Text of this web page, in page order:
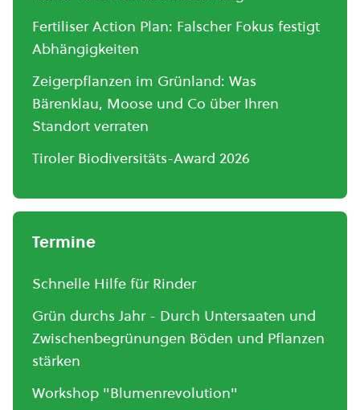
Fertiliser Action Plan: Falscher Fokus festigt
Abhängigkeiten
Zeigerpflanzen im Grünland: Was
Bärenklau, Moose und Co über Ihren
Standort verraten
Tiroler Biodiversitäts-Award 2026
Termine
Schnelle Hilfe für Rinder
Grün durchs Jahr - Durch Untersaaten und
Zwischenbegrünungen Böden und Pflanzen
stärken
Workshop "Blumenrevolution"